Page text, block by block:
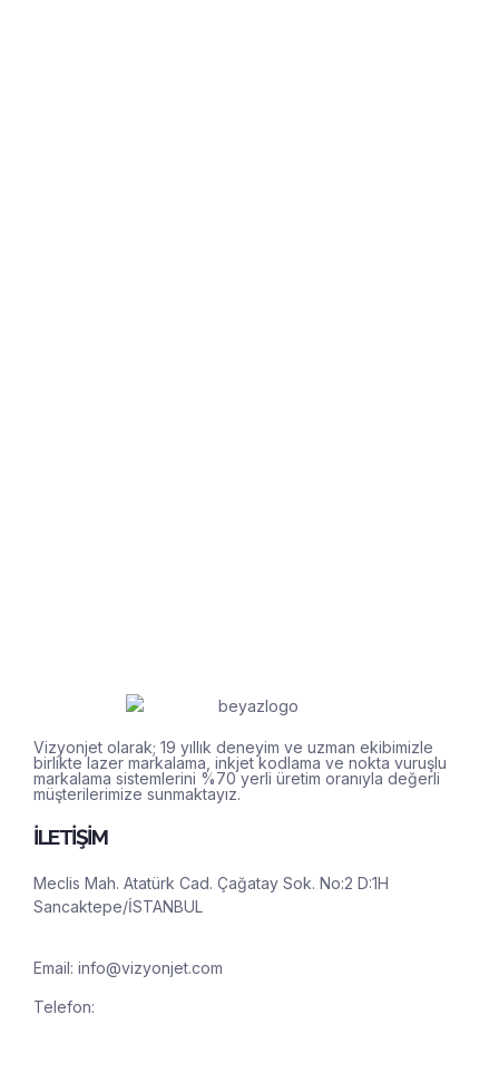
Vizyonjet olarak; 19 yıllık deneyim ve uzman ekibimizle
birlikte lazer markalama, inkjet kodlama ve nokta vuruşlu
markalama sistemlerini %70 yerli üretim oranıyla değerli
müşterilerimize sunmaktayız.
İLETİŞİM
Meclis Mah. Atatürk Cad. Çağatay Sok. No:2 D:1H
Sancaktepe/İSTANBUL
Email: info@vizyonjet.com
Telefon: